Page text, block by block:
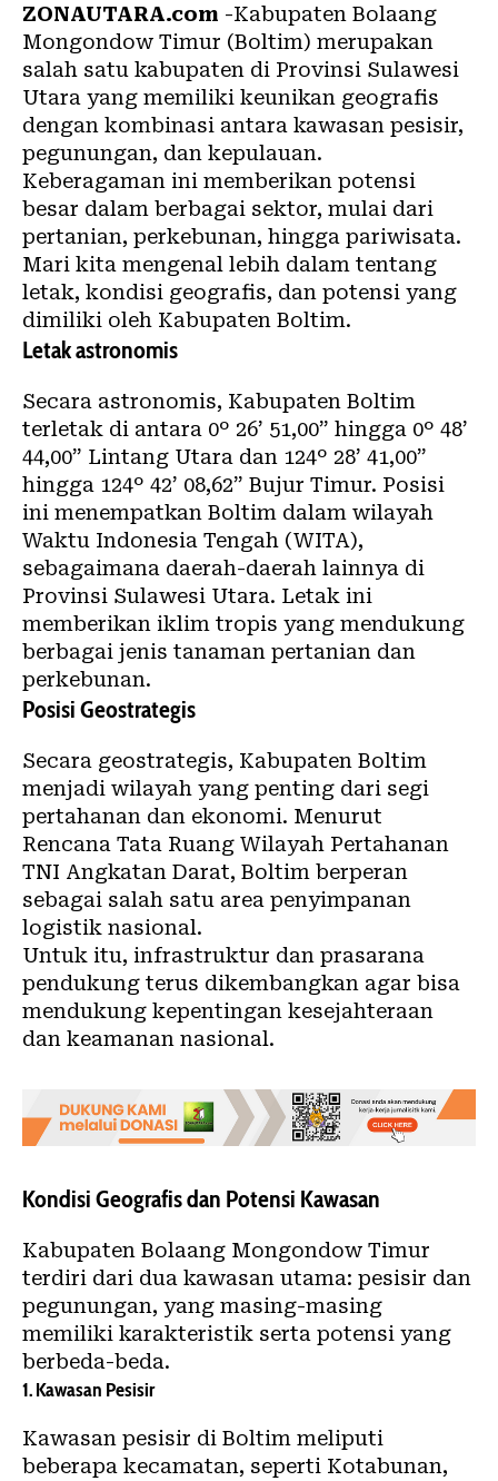
ZONAUTARA.com -Kabupaten Bolaang
Mongondow Timur (Boltim) merupakan
salah satu kabupaten di Provinsi Sulawesi
Utara yang memiliki keunikan geografis
dengan kombinasi antara kawasan pesisir,
pegunungan, dan kepulauan.
Keberagaman ini memberikan potensi
besar dalam berbagai sektor, mulai dari
pertanian, perkebunan, hingga pariwisata.
Mari kita mengenal lebih dalam tentang
letak, kondisi geografis, dan potensi yang
dimiliki oleh Kabupaten Boltim.
Letak astronomis
Secara astronomis, Kabupaten Boltim
terletak di antara 0º 26’ 51,00” hingga 0º 48’
44,00” Lintang Utara dan 124º 28’ 41,00”
hingga 124º 42’ 08,62” Bujur Timur. Posisi
ini menempatkan Boltim dalam wilayah
Waktu Indonesia Tengah (WITA),
sebagaimana daerah-daerah lainnya di
Provinsi Sulawesi Utara. Letak ini
memberikan iklim tropis yang mendukung
berbagai jenis tanaman pertanian dan
perkebunan.
Posisi Geostrategis
Secara geostrategis, Kabupaten Boltim
menjadi wilayah yang penting dari segi
pertahanan dan ekonomi. Menurut
Rencana Tata Ruang Wilayah Pertahanan
TNI Angkatan Darat, Boltim berperan
sebagai salah satu area penyimpanan
logistik nasional.
Untuk itu, infrastruktur dan prasarana
pendukung terus dikembangkan agar bisa
mendukung kepentingan kesejahteraan
dan keamanan nasional.
Kondisi Geografis dan Potensi Kawasan
Kabupaten Bolaang Mongondow Timur
terdiri dari dua kawasan utama: pesisir dan
pegunungan, yang masing-masing
memiliki karakteristik serta potensi yang
berbeda-beda.
1. Kawasan Pesisir
Kawasan pesisir di Boltim meliputi
beberapa kecamatan, seperti Kotabunan,